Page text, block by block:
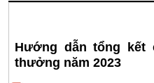
Hướng dẫn tổng kết
thưởng năm 2023